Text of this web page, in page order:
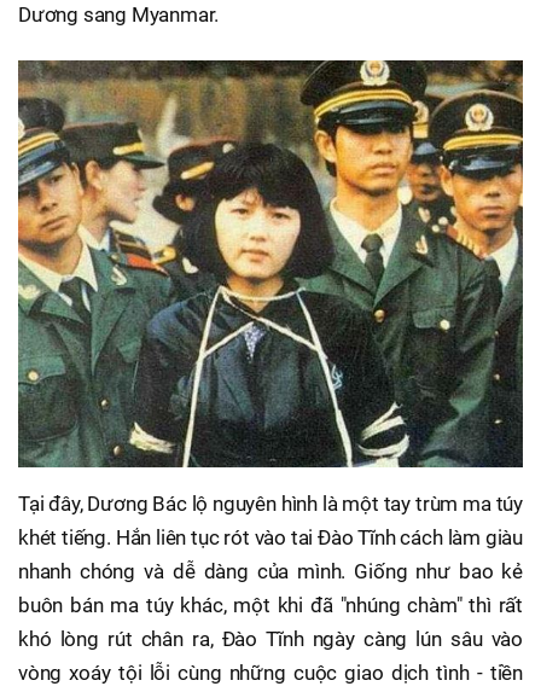
Dương sang Myanmar.
Tại đây, Dương Bác lộ nguyên hình là một tay trùm ma túy
khét tiếng. Hắn liên tục rót vào tai Đào Tĩnh cách làm giàu
nhanh chóng và dễ dàng của mình. Giống như bao kẻ
buôn bán ma túy khác, một khi đã "nhúng chàm" thì rất
khó lòng rút chân ra, Đào Tĩnh ngày càng lún sâu vào
vòng xoáy tội lỗi cùng những cuộc giao dịch tình - tiền